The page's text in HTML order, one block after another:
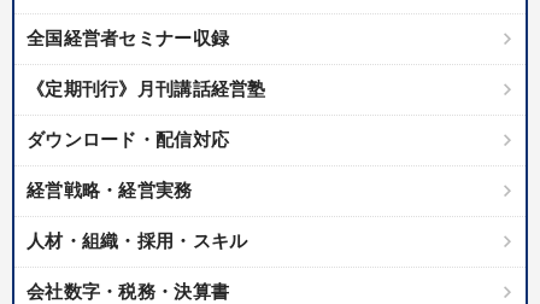
全国経営者セミナー収録
《定期刊行》月刊講話経営塾
ダウンロード・配信対応
経営戦略・経営実務
人材・組織・採用・スキル
会社数字・税務・決算書